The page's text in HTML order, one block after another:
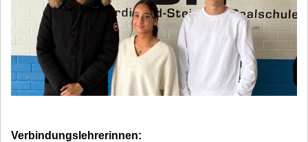
Verbindungslehrerinnen: